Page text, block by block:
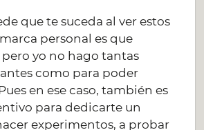
que te suceda al ver estos
personal es que
pero yo no hago tantas
como para poder
en ese caso, también es
para dedicarte un
experimentos, a probar